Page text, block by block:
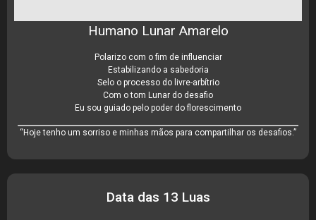
Humano Lunar Amarelo
Polarizo com o fim de influenciar
Estabilizando a sabedoria
Selo o processo do livre-arbítrio
Com o tom Lunar do desafio
Eu sou guiado pelo poder do florescimento
“Hoje tenho um sorriso e minhas mãos para compartilhar os desafios.”
Data das 13 Luas